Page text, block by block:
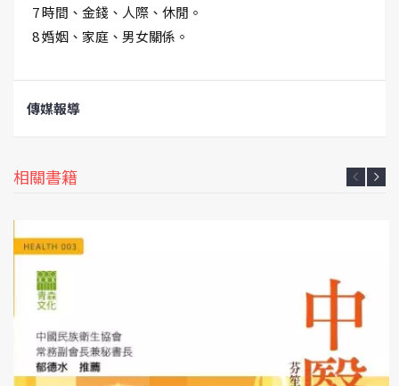
7 時間、金錢、人際、休閒。
8 婚姻、家庭、男女關係。
傳媒報導
相關書籍